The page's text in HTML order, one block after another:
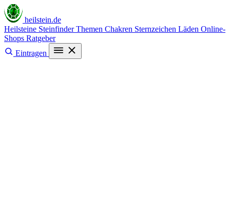
heilstein.de
Heilsteine SteinfinderThemen Chakren Sternzeichen Läden Online-
Shops Ratgeber
Eintragen